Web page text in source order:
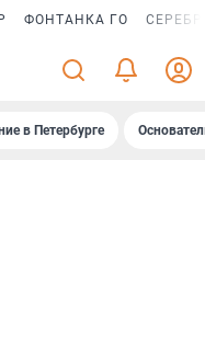
ФОНТАНКА ГО
в Петербурге